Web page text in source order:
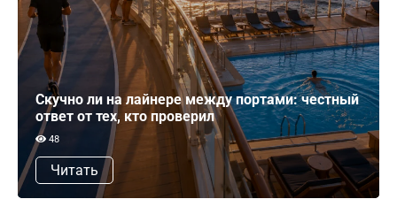
Скучно ли на лайнере между портами: честный
ответ от тех, кто проверил
48
Читать